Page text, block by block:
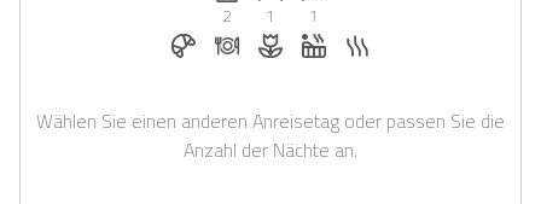
2
1
1
Frühstück bei Casapilot buchbar
Abendessen auf Anfrage
Blumen und romantische Deko
Whirlpool
Wählen Sie einen anderen Anreisetag oder passen Sie die
Anzahl der Nächte an.